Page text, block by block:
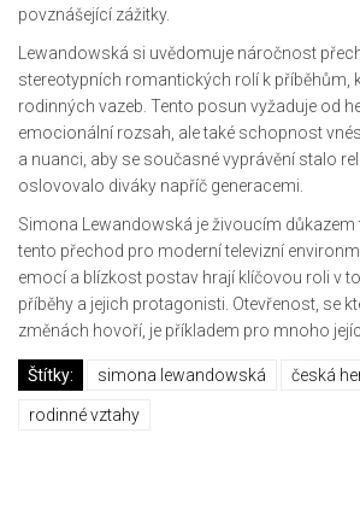
povznášející zážitky.
Lewandowská si uvědomuje náročnost
stereotypních romantických rolí k příběhům,
rodinných vazeb. Tento posun vyžaduje od
emocionální rozsah, ale také schopnost
a nuanci, aby se současné vyprávění stalo
oslovovalo diváky napříč generacemi.
Simona Lewandowská je živoucím důkazem
tento přechod pro moderní televizní
emocí a blízkost postav hrají klíčovou roli v
příběhy a jejich protagonisti. Otevřenost, se
změnách hovoří, je příkladem pro mnoho
Štítky: simona lewandowská česká
rodinné vztahy